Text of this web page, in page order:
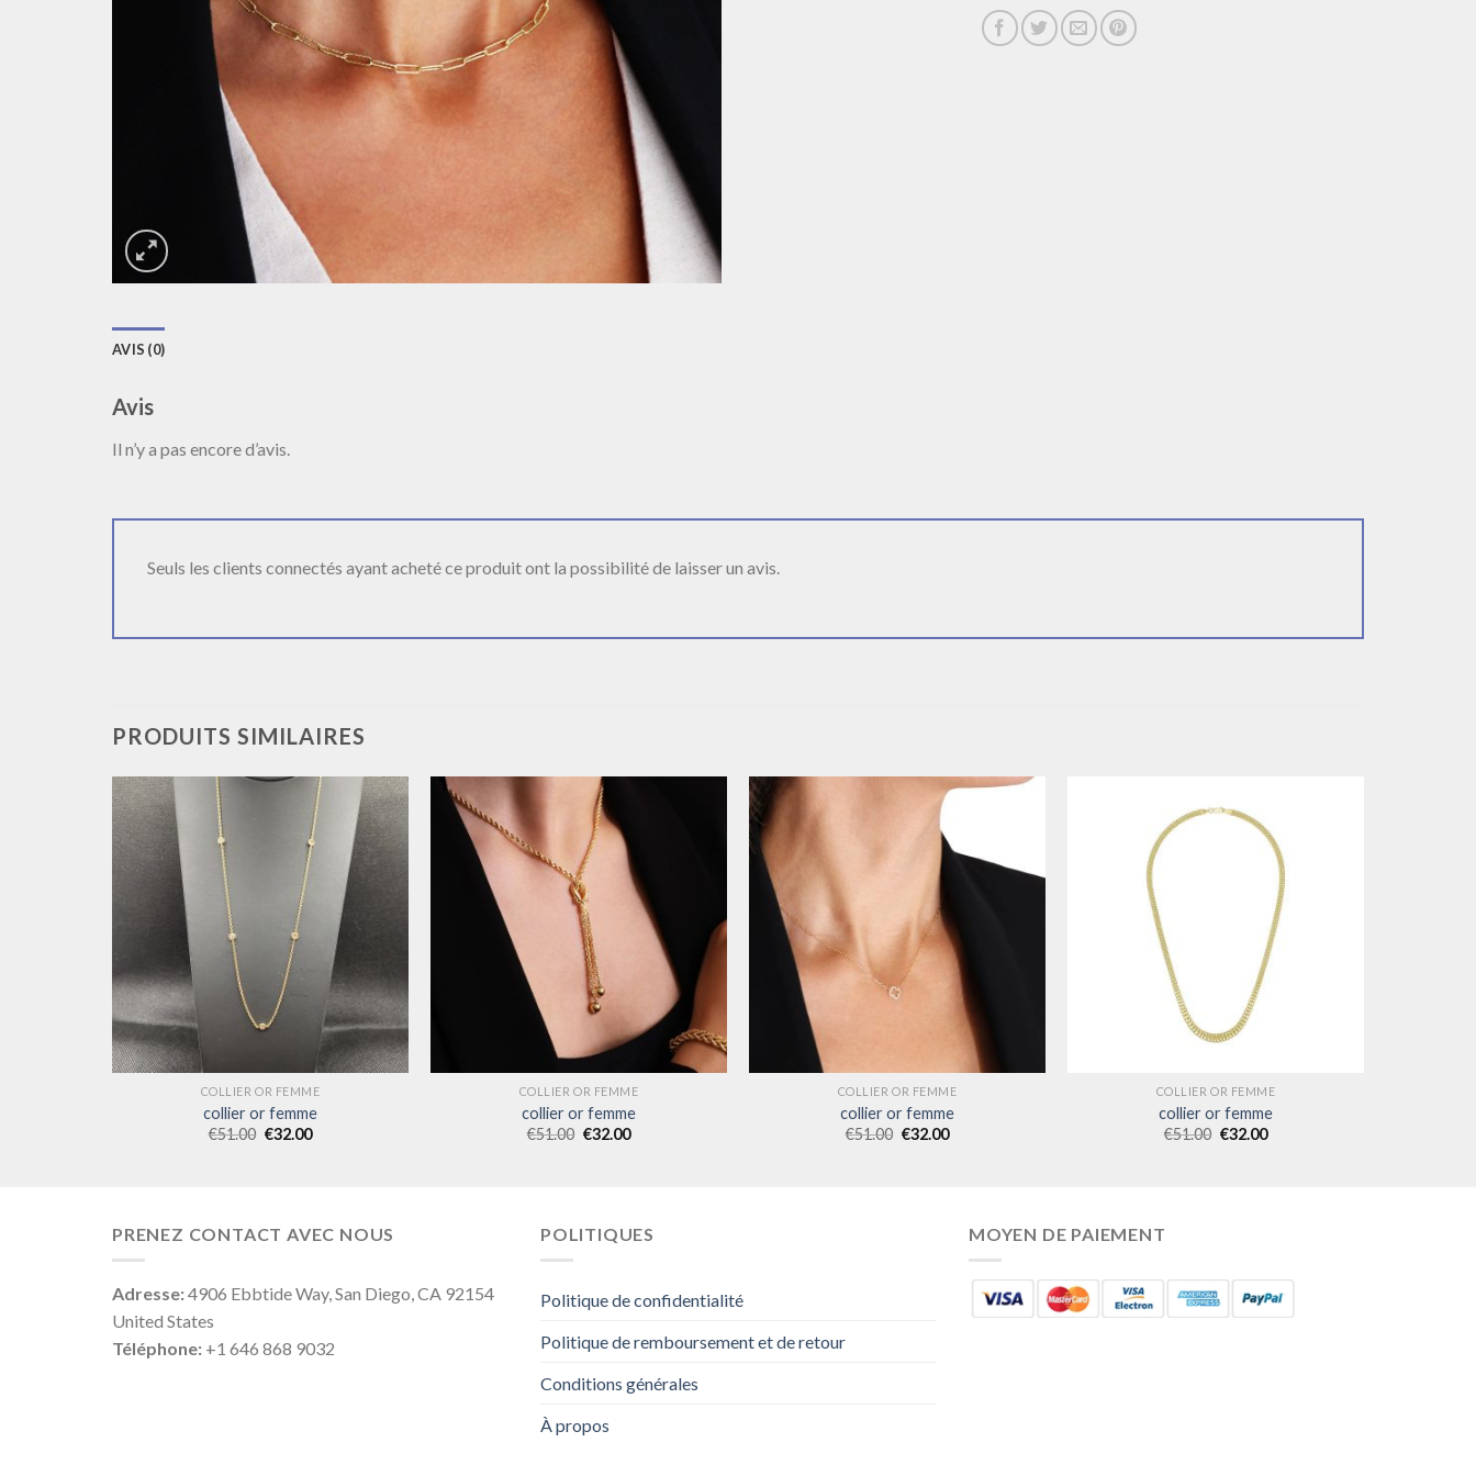
AVIS (0)
Avis
Il n’y a pas encore d’avis.
Seuls les clients connectés ayant acheté ce produit ont la possibilité de laisser un avis.
PRODUITS SIMILAIRES
COLLIER OR FEMME
collier or femme
€51.00 €32.00
COLLIER OR FEMME
collier or femme
€51.00 €32.00
COLLIER OR FEMME
collier or femme
€51.00 €32.00
COLLIER OR FEMME
collier or femme
€51.00 €32.00
PRENEZ CONTACT AVEC NOUS
Adresse:4906 Ebbtide Way, San Diego, CA 92154
United States
Téléphone: +1 646 868 9032
POLITIQUES
Politique de confidentialité
Politique de remboursement et de retour
Conditions générales
À propos
MOYEN DE PAIEMENT